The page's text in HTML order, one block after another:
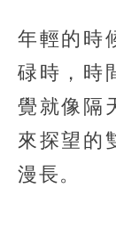
年輕的時
碌時，時
覺就像隔
來探望的
漫長。